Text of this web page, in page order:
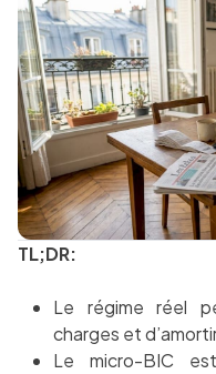
TL;DR:
Le régime réel
charges et
Le micro-BIC